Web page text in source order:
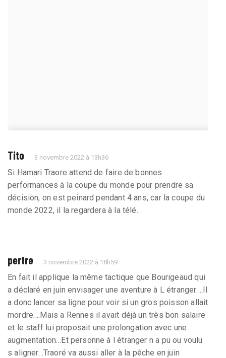
Tito 3 novembre 2022 à 13h36
Si Hamari Traore attend de faire de bonnes
performances à la coupe du monde pour prendre sa
décision, on est peinard pendant 4 ans, car la coupe du
monde 2022, il la regardera à la télé.
pertre 3 novembre 2022 à 18h59
En fait il applique la même tactique que Bourigeaud qui
a déclaré en juin envisager une aventure à L étranger….Il
a donc lancer sa ligne pour voir si un gros poisson allait
mordre….Mais a Rennes il avait déjà un très bon salaire
et le staff lui proposait une prolongation avec une
augmentation…Et personne à l étranger n a pu ou voulu
s aligner…Traoré va aussi aller à la pêche en juin